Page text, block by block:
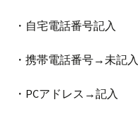
・自宅電話番号記入
・携帯電話番号→未記入
・PCアドレス→記入